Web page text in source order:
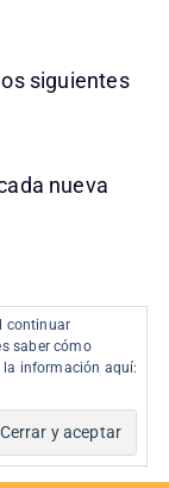
siguientes
nueva
spam.
de tus
continuar
saber cómo
información aquí: